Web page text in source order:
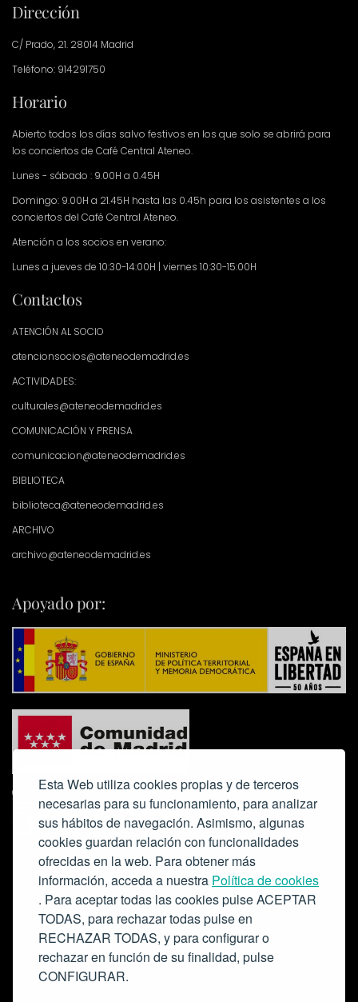
Esta Web utiliza cookies propias y de terceros
necesarias para su funcionamiento, para analizar
sus hábitos de navegación. Asimismo, algunas
cookies guardan relación con funcionalidades
ofrecidas en la web. Para obtener más
información, acceda a nuestra Política de cookies
. Para aceptar todas las cookies pulse ACEPTAR
TODAS, para rechazar todas pulse en
RECHAZAR TODAS, y para configurar o
rechazar en función de su finalidad, pulse
CONFIGURAR.
Dirección
C/ Prado, 21. 28014 Madrid
Teléfono: 914291750
Horario
Abierto todos los días salvo festivos en los que solo se abrirá para
los conciertos de Café Central Ateneo.
Lunes - sábado : 9.00H a 0.45H
Domingo: 9.00H a 21.45H hasta las 0.45h para los asistentes a los
conciertos del Café Central Ateneo.
Atención a los socios en verano:
Lunes a jueves de 10:30-14:00H | viernes 10:30-15:00H
Contactos
ATENCIÓN AL SOCIO
atencionsocios@ateneodemadrid.es
ACTIVIDADES:
culturales@ateneodemadrid.es
COMUNICACIÓN Y PRENSA
comunicacion@ateneodemadrid.es
BIBLIOTECA
biblioteca@ateneodemadrid.es
ARCHIVO
archivo@ateneodemadrid.es
Apoyado por:
Colabora: